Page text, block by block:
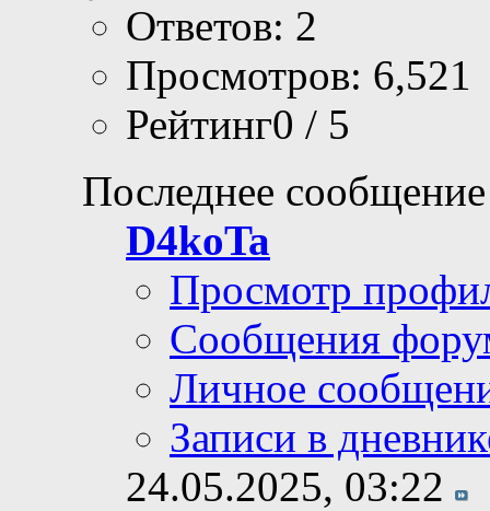
Ответов: 2
Просмотров: 6,521
Рейтинг0 / 5
Последнее
D4koTa
Просмотр
Сообщения
Личное
Записи в
24.05.2025, 03:22